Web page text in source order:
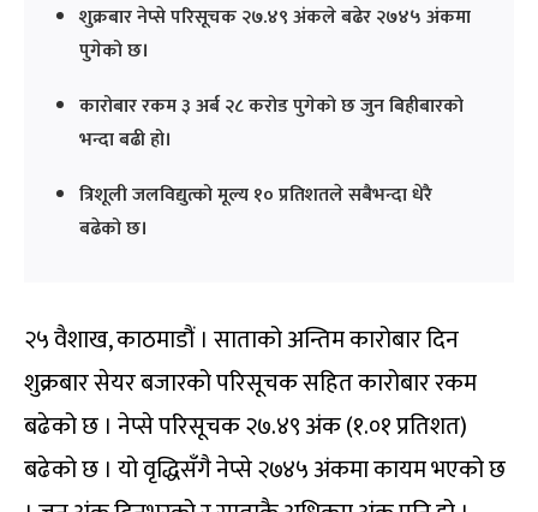
शुक्रबार नेप्से परिसूचक २७.४९ अंकले बढेर २७४५ अंकमा
पुगेको छ।
कारोबार रकम ३ अर्ब २८ करोड पुगेको छ जुन बिहीबारको
भन्दा बढी हो।
त्रिशूली जलविद्युत्को मूल्य १० प्रतिशतले सबैभन्दा धेरै
बढेको छ।
२५ वैशाख, काठमाडौं । साताको अन्तिम कारोबार दिन
शुक्रबार सेयर बजारको परिसूचक सहित कारोबार रकम
बढेको छ । नेप्से परिसूचक २७.४९ अंक (१.०१ प्रतिशत)
बढेको छ । यो वृद्धिसँगै नेप्से २७४५ अंकमा कायम भएको छ